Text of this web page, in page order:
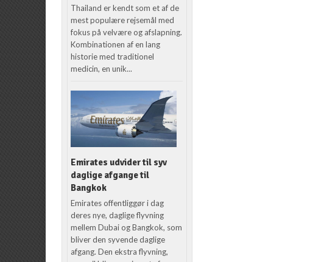
Thailand er kendt som et af de
mest populære rejsemål med
fokus på velvære og afslapning.
Kombinationen af en lang
historie med traditionel
medicin, en unik...
Emirates udvider til syv
daglige afgange til
Bangkok
Emirates offentliggør i dag
deres nye, daglige flyvning
mellem Dubai og Bangkok, som
bliver den syvende daglige
afgang. Den ekstra flyvning,